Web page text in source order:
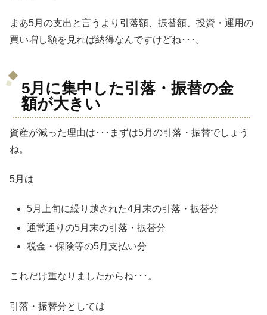
まあ5月の支出と言うより引落額、振替額、投資・運用の
買い増し額を見れば納得なんですけどね･･･。
5月に集中した引落・振替の金
額が大きい
資産が減った理由は･･･まずは5月の引落・振替でしょう
ね。
5月は
5月上旬に繰り越された4月末の引落・振替分
通常通りの5月末の引落・振替分
税金・保険等の5月支払い分
これだけ重なりましたからね･･･。
引落・振替分としては